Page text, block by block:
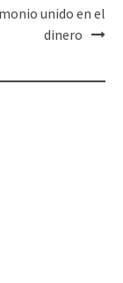
unido en el
dinero